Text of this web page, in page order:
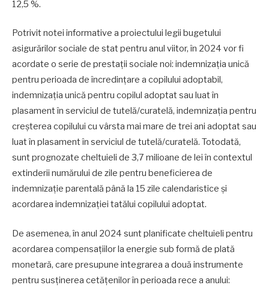
12,5 %.
Potrivit notei informative a proiectului legii bugetului
asigurărilor sociale de stat pentru anul viitor, în 2024 vor fi
acordate o serie de prestații sociale noi: indemnizația unică
pentru perioada de încredințare a copilului adoptabil,
indemnizația unică pentru copilul adoptat sau luat în
plasament în serviciul de tutelă/curatelă, indemnizația pentru
creșterea copilului cu vârsta mai mare de trei ani adoptat sau
luat în plasament în serviciul de tutelă/curatelă. Totodată,
sunt prognozate cheltuieli de 3,7 milioane de lei în contextul
extinderii numărului de zile pentru beneficierea de
indemnizație parentală până la 15 zile calendaristice și
acordarea indemnizației tatălui copilului adoptat.
De asemenea, în anul 2024 sunt planificate cheltuieli pentru
acordarea compensațiilor la energie sub formă de plată
monetară, care presupune integrarea a două instrumente
pentru susținerea cetățenilor în perioada rece a anului: